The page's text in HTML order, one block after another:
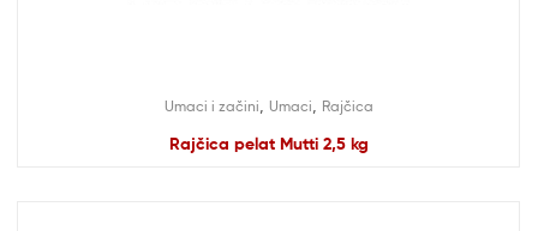
Umaci i začini Umaci Rajčica
Rajčica pelat Mutti 2,5 kg